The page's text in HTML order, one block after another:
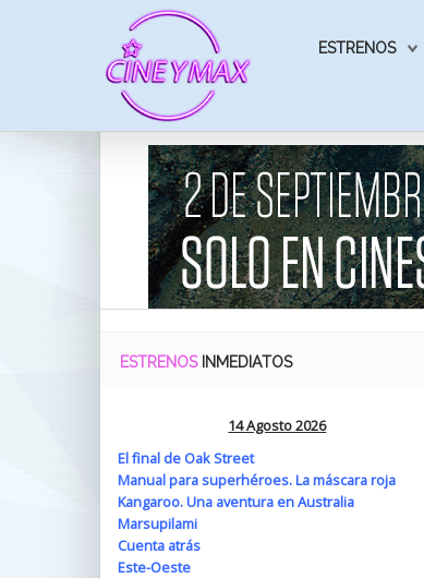
ESTRENOS
ESTRENOS INMEDIATOS
14 Agosto 2026
El final de Oak Street
Manual para superhéroes. La máscara roja
Kangaroo. Una aventura en Australia
Marsupilami
Cuenta atrás
Este-Oeste